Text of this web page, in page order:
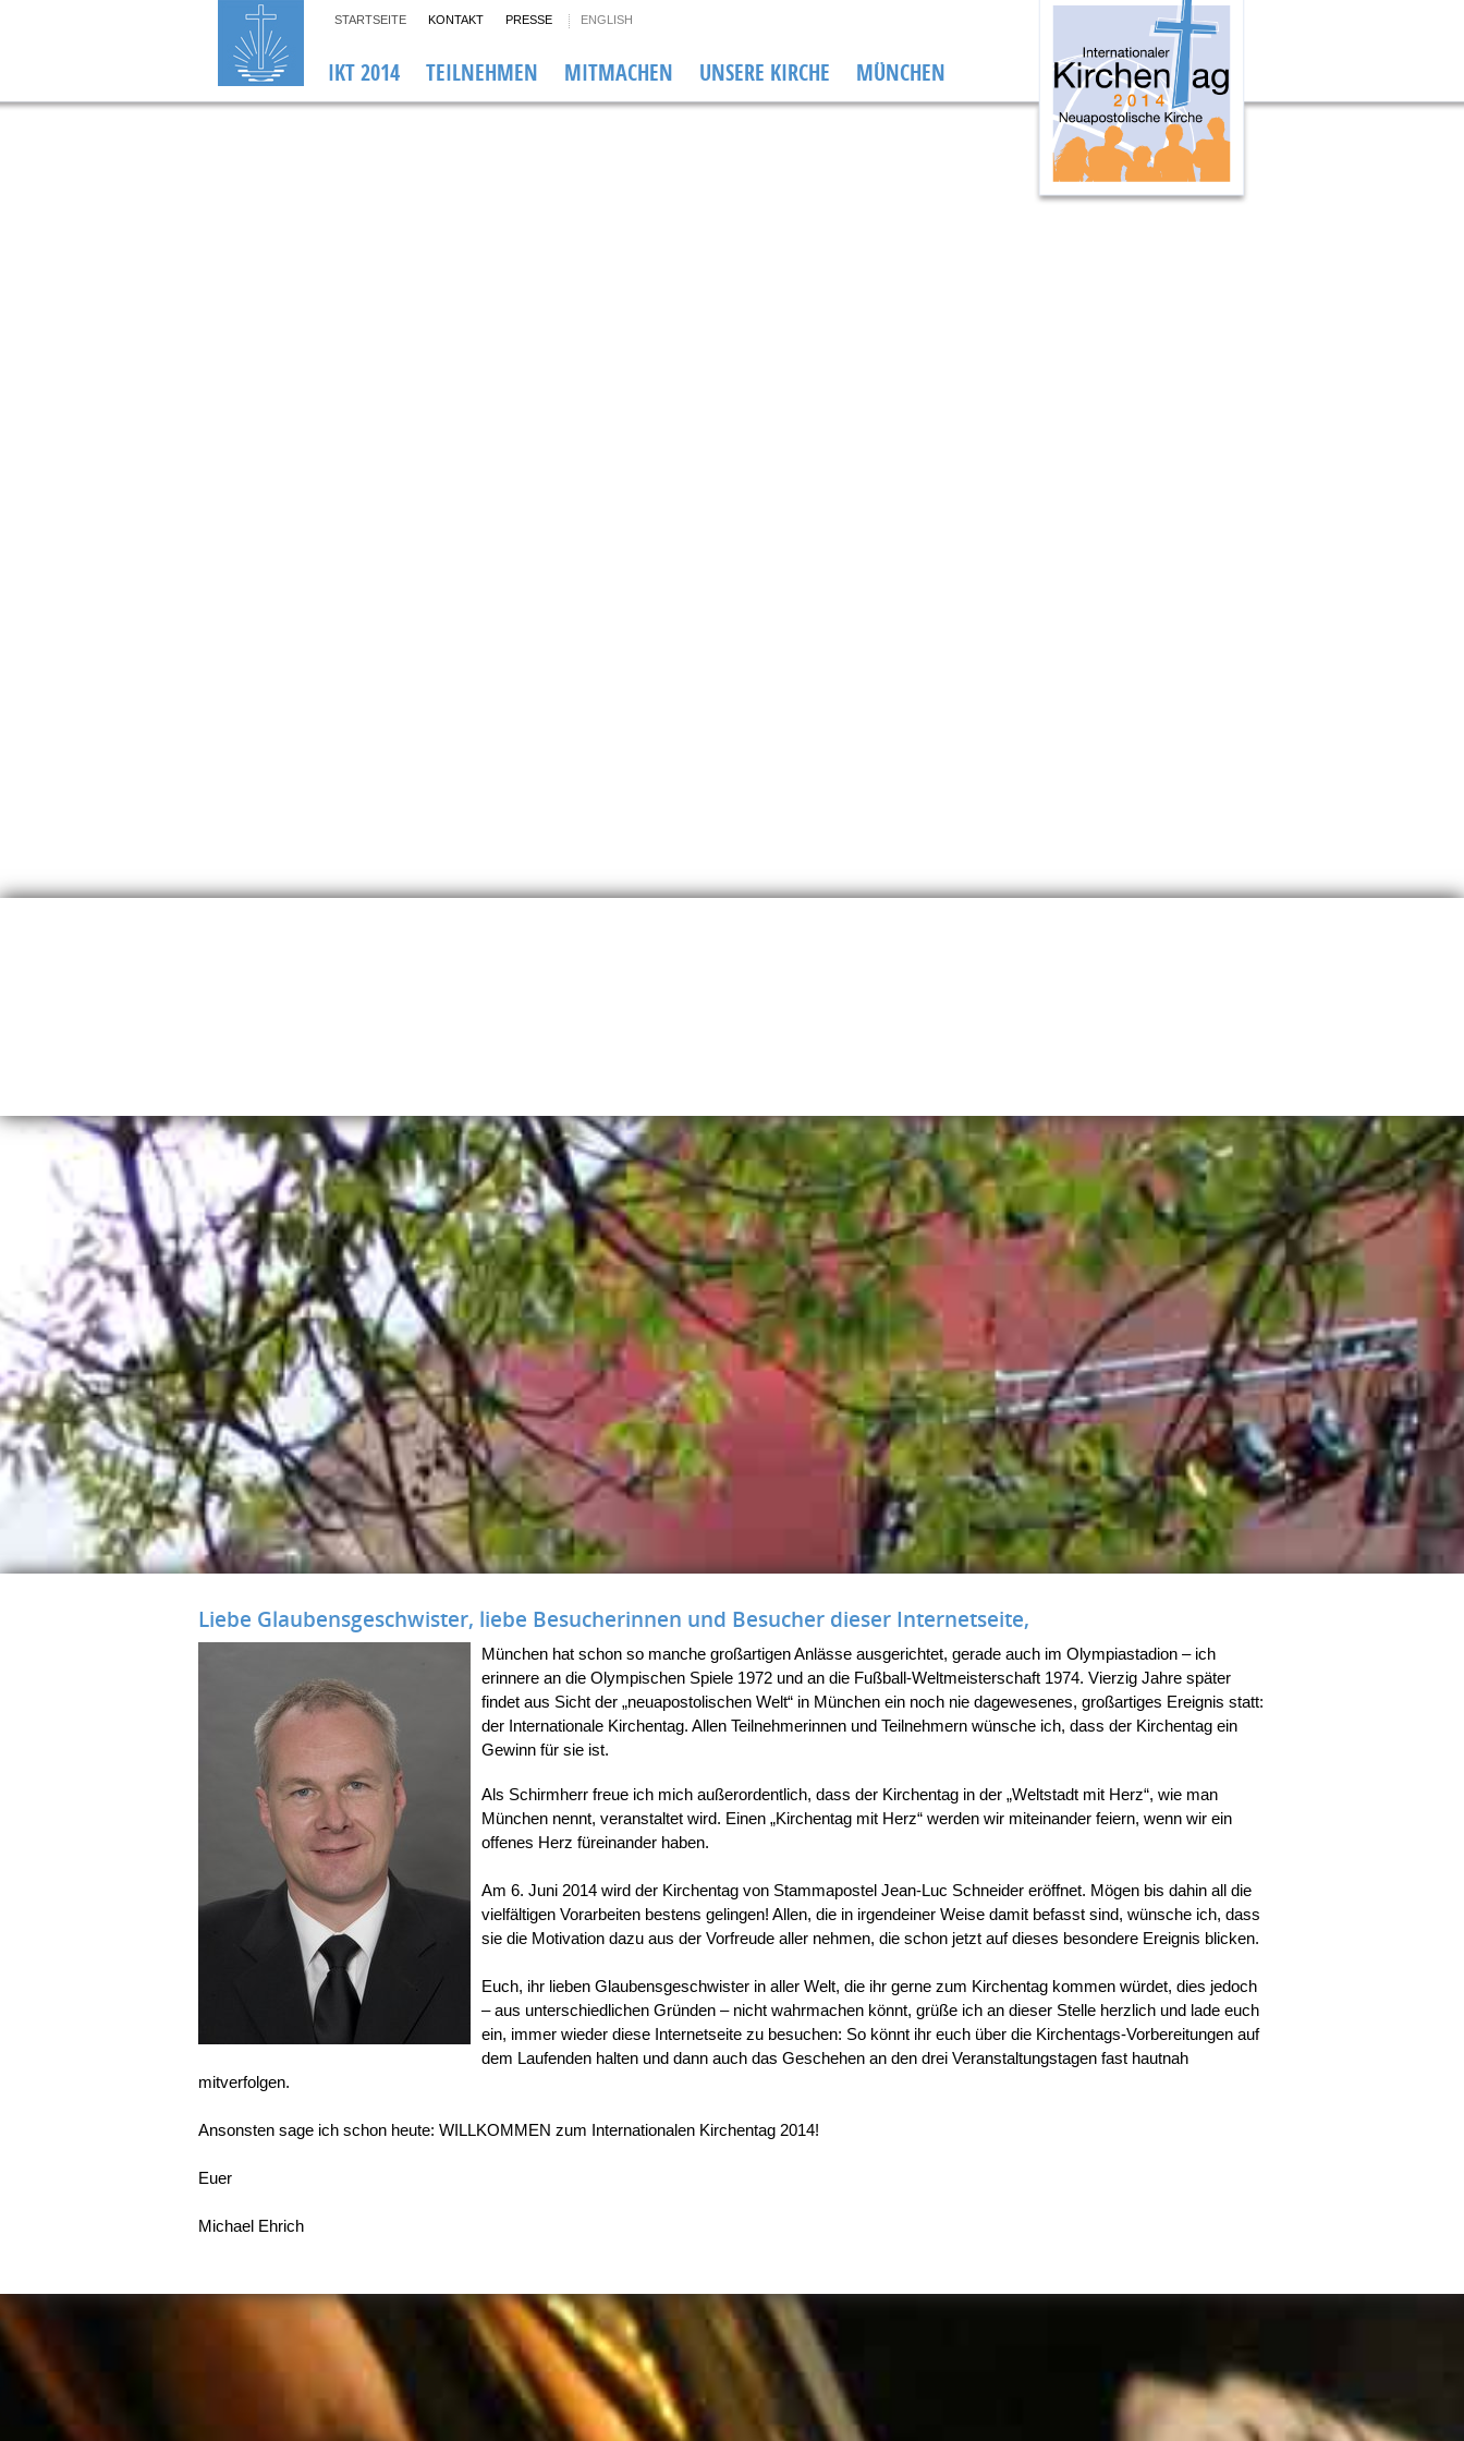
STARTSEITE KONTAKT PRESSE ENGLISH
IKT 2014 TEILNEHMEN MITMACHEN UNSERE KIRCHE MÜNCHEN
Liebe Glaubensgeschwister, liebe Besucherinnen und Besucher dieser Internetseite,
München hat schon so manche großartigen Anlässe ausgerichtet, gerade auch im Olympiastadion – ich
erinnere an die Olympischen Spiele 1972 und an die Fußball-Weltmeisterschaft 1974. Vierzig Jahre später
findet aus Sicht der „neuapostolischen Welt“ in München ein noch nie dagewesenes, großartiges Ereignis statt:
der Internationale Kirchentag. Allen Teilnehmerinnen und Teilnehmern wünsche ich, dass der Kirchentag ein
Gewinn für sie ist.
Als Schirmherr freue ich mich außerordentlich, dass der Kirchentag in der „Weltstadt mit Herz“, wie man
München nennt, veranstaltet wird. Einen „Kirchentag mit Herz“ werden wir miteinander feiern, wenn wir ein
offenes Herz füreinander haben.
Am 6. Juni 2014 wird der Kirchentag von Stammapostel Jean-Luc Schneider eröffnet. Mögen bis dahin all die
vielfältigen Vorarbeiten bestens gelingen! Allen, die in irgendeiner Weise damit befasst sind, wünsche ich, dass
sie die Motivation dazu aus der Vorfreude aller nehmen, die schon jetzt auf dieses besondere Ereignis blicken.
Euch, ihr lieben Glaubensgeschwister in aller Welt, die ihr gerne zum Kirchentag kommen würdet, dies jedoch
– aus unterschiedlichen Gründen – nicht wahrmachen könnt, grüße ich an dieser Stelle herzlich und lade euch
ein, immer wieder diese Internetseite zu besuchen: So könnt ihr euch über die Kirchentags-Vorbereitungen auf
dem Laufenden halten und dann auch das Geschehen an den drei Veranstaltungstagen fast hautnah
mitverfolgen.
Ansonsten sage ich schon heute: WILLKOMMEN zum Internationalen Kirchentag 2014!
Euer
Michael Ehrich